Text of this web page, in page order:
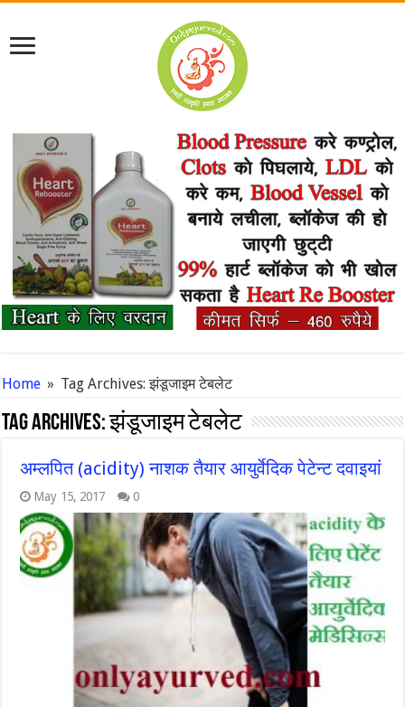
Home » Tag Archives: झंडूजाइम टेबलेट
Tag Archives:झंडूजाइम टेबलेट
अम्लपित (acidity) नाशक तैयार आयुर्वेदिक पेटेन्ट दवाइयां
May 15, 2017 0